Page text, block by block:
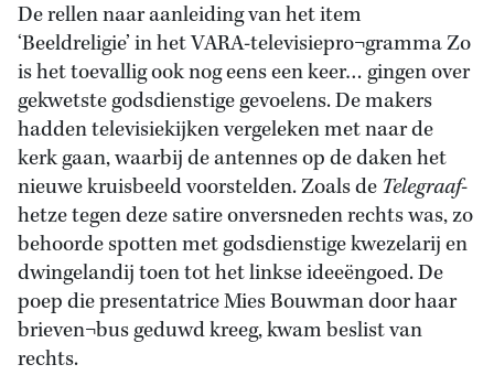
De rellen naar aanleiding van het item
‘Beeldreligie’ in het VARA-televisiepro¬gramma Zo
is het toevallig ook nog eens een keer… gingen over
gekwetste godsdienstige gevoelens. De makers
hadden televisiekijken vergeleken met naar de
kerk gaan, waarbij de antennes op de daken het
nieuwe kruisbeeld voorstelden. Zoals deTelegraaf-
hetze tegen deze satire onversneden rechts was, zo
behoorde spotten met godsdienstige kwezelarij en
dwingelandij toen tot het linkse ideeëngoed. De
poep die presentatrice Mies Bouwman door haar
brieven¬bus geduwd kreeg, kwam beslist van
rechts.